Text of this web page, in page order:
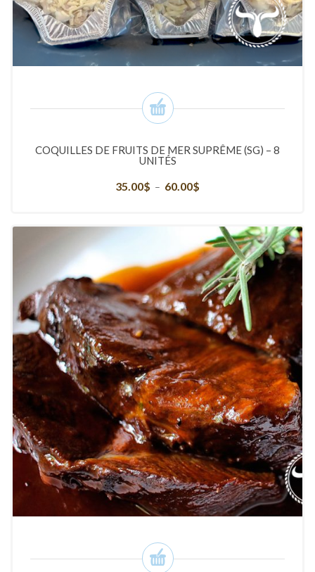
COQUILLES DE FRUITS DE MER SUPRÊME (SG) – 8
UNITÉS
35.00$ – 60.00$
35.00$
60.00$